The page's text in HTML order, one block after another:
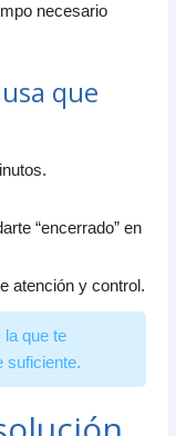
necesario
que
“encerrado” en
atención y control.
la que te
suficiente.